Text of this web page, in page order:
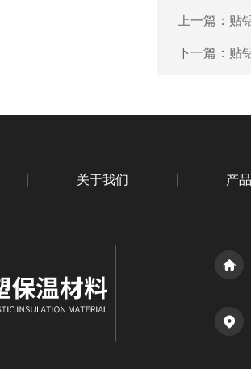
上一篇： 贴
下一篇： 贴
关于我们 产